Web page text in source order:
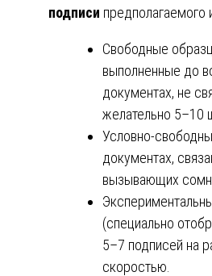
подписи предполагаемого
Свободные
выполненные до
документах, не
желательно 5–10
Условно-
документах,
вызывающих
(специально
5–7 подписей на
скоростью.